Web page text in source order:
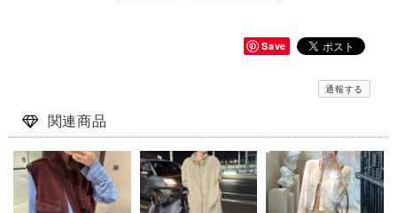
Save
通報する
関連商品